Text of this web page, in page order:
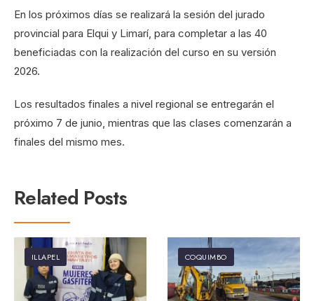
En los próximos días se realizará la sesión del jurado
provincial para Elqui y Limarí, para completar a las 40
beneficiadas con la realización del curso en su versión
2026.
Los resultados finales a nivel regional se entregarán el
próximo 7 de junio, mientras que las clases comenzarán a
finales del mismo mes.
Related Posts
ILLAPEL COQUIMBO